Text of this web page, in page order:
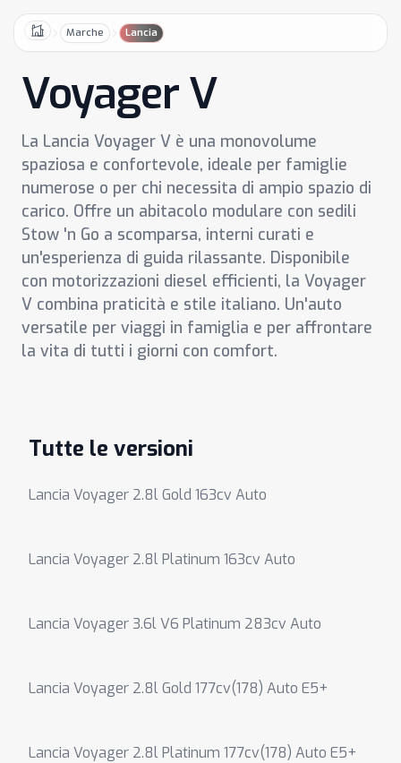
HomeMarche Lancia
Voyager V
La Lancia Voyager V è una monovolume
spaziosa e confortevole, ideale per famiglie
numerose o per chi necessita di ampio spazio di
carico. Offre un abitacolo modulare con sedili
Stow 'n Go a scomparsa, interni curati e
un'esperienza di guida rilassante. Disponibile
con motorizzazioni diesel efficienti, la Voyager
V combina praticità e stile italiano. Un'auto
versatile per viaggi in famiglia e per affrontare
la vita di tutti i giorni con comfort.
Tutte le versioni
Lancia Voyager 2.8l Gold 163cv Auto
Lancia Voyager 2.8l Platinum 163cv Auto
Lancia Voyager 3.6l V6 Platinum 283cv Auto
Lancia Voyager 2.8l Gold 177cv(178) Auto E5+
Lancia Voyager 2.8l Platinum 177cv(178) Auto E5+